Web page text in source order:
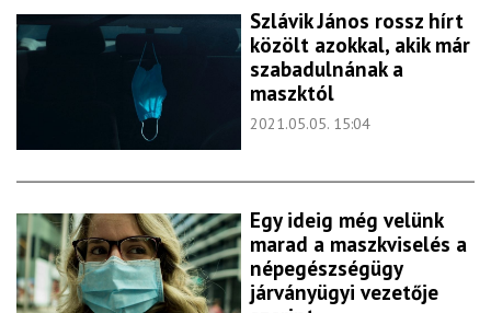
Szlávik János rossz hírt
közölt azokkal, akik már
szabadulnának a
maszktól
2021.05.05. 15:04
Egy ideig még velünk
marad a maszkviselés a
népegészségügy
járványügyi vezetője